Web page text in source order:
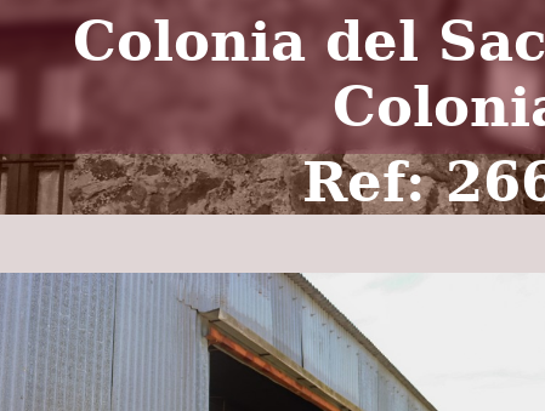
Colonia del
Ref: